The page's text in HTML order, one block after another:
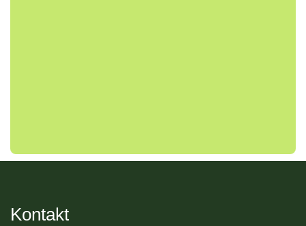
Egal, ob du weitere Informationen zu unseren
Kontakt